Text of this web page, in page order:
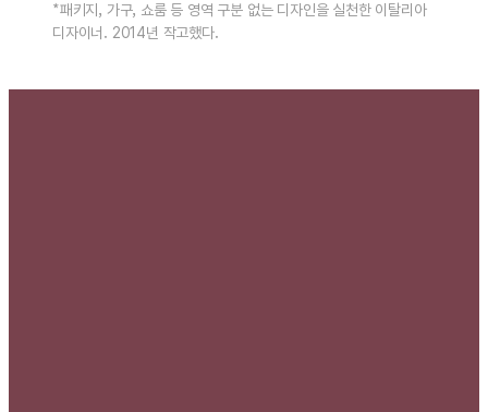
*패키지, 가구, 쇼룸 등 영역 구분 없는 디자인을 실천한 이탈리아
디자이너. 2014년 작고했다.